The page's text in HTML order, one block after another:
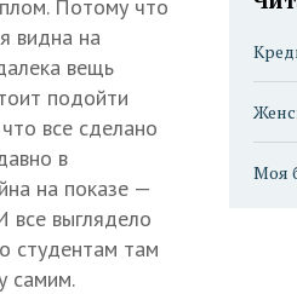
Моя
Потому что
видна на
вещь
подойти
все сделано
в
на показе —
все выглядело
студентам там
самим.